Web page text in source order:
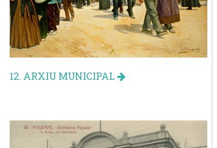
12. ARXIU MUNICIPAL